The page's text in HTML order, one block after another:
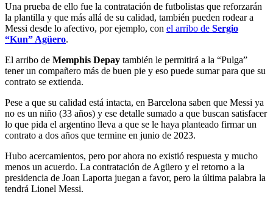
Una prueba de ello fue la contratación de futbolistas que reforzarán
la plantilla y que más allá de su calidad, también pueden rodear a
Messi desde lo afectivo, por ejemplo, con el arribo de Sergio
“Kun” Agüero.
El arribo de Memphis Depay también le permitirá a la “Pulga”
tener un compañero más de buen pie y eso puede sumar para que su
contrato se extienda.
Pese a que su calidad está intacta, en Barcelona saben que Messi ya
no es un niño (33 años) y ese detalle sumado a que buscan satisfacer
lo que pida el argentino lleva a que se le haya planteado firmar un
contrato a dos años que termine en junio de 2023.
Hubo acercamientos, pero por ahora no existió respuesta y mucho
menos un acuerdo. La contratación de Agüero y el retorno a la
presidencia de Joan Laporta juegan a favor, pero la última palabra la
tendrá Lionel Messi.